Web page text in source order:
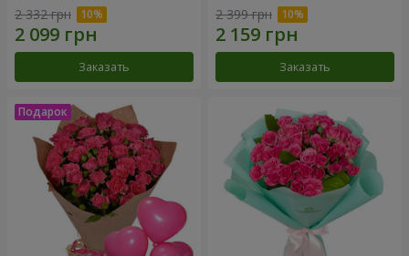
2 332 грн
Заказать
2 399 грн
Заказать